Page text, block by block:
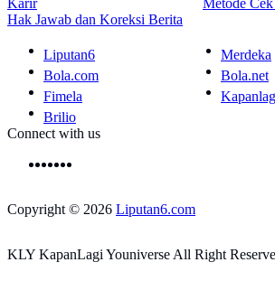
Hak Jawab dan Koreksi Berita
Liputan6
Merdeka
Bola.com
Bola.net
Fimela
Brilio
Connect with us
Copyright © 2026 Liputan6.com
KLY KapanLagi Youniverse All Right